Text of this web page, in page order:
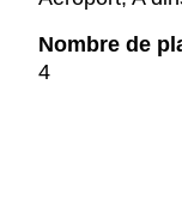
Nombre de
4